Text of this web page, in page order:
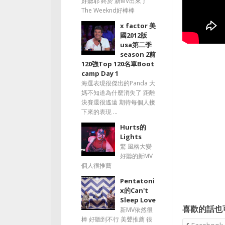
The Weeknd好棒棒
x factor 美
國2012版
usa第二季
season 2前
120強Top 120名單Boot
camp Day 1
海選表現很傑出的Panda 大
媽不知道為什麼消失了 距離
決賽還很遙遠 期待每個人接
下來的表現 ...
Hurts的
Lights
驚 風格大變
好聽的新MV
個人很推薦
Pentatoni
x的Can't
Sleep Love
新MV依然很
棒 好聽到不行 美聲推薦 很
喜歡的話也